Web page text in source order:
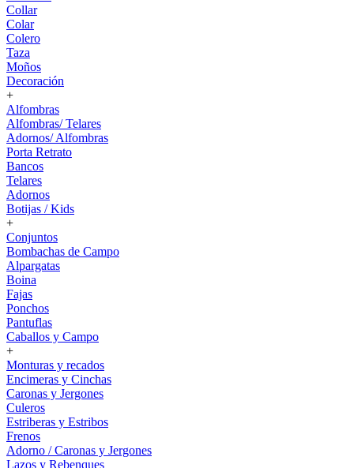
Collar
Colar
Colero
Taza
Moños
Decoración
+
Alfombras
Alfombras/ Telares
Adornos/ Alfombras
Porta Retrato
Bancos
Telares
Adornos
Botijas / Kids
+
Conjuntos
Bombachas de Campo
Alpargatas
Boina
Fajas
Ponchos
Pantuflas
Caballos y Campo
+
Monturas y recados
Encimeras y Cinchas
Caronas y Jergones
Culeros
Estriberas y Estribos
Frenos
Adorno / Caronas y Jergones
Lazos y Rebenques